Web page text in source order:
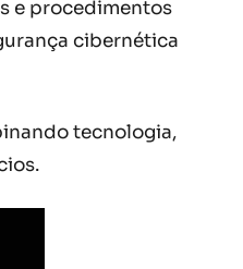
e procedimentos
cibernética
tecnologia,